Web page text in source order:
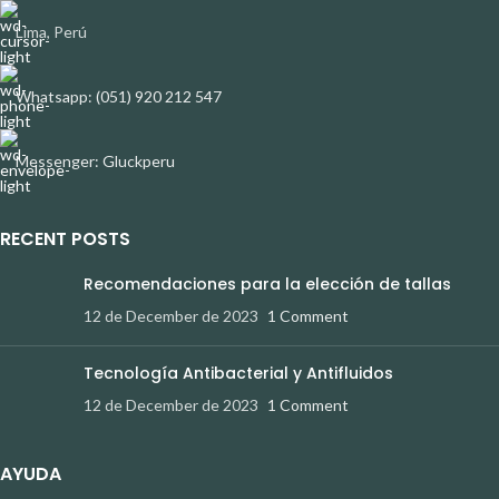
Lima, Perú
Whatsapp: (051) 920 212 547
Messenger: Gluckperu
RECENT POSTS
Recomendaciones para la elección de tallas
12 de December de 2023 1 Comment
Tecnología Antibacterial y Antifluidos
12 de December de 2023 1 Comment
AYUDA